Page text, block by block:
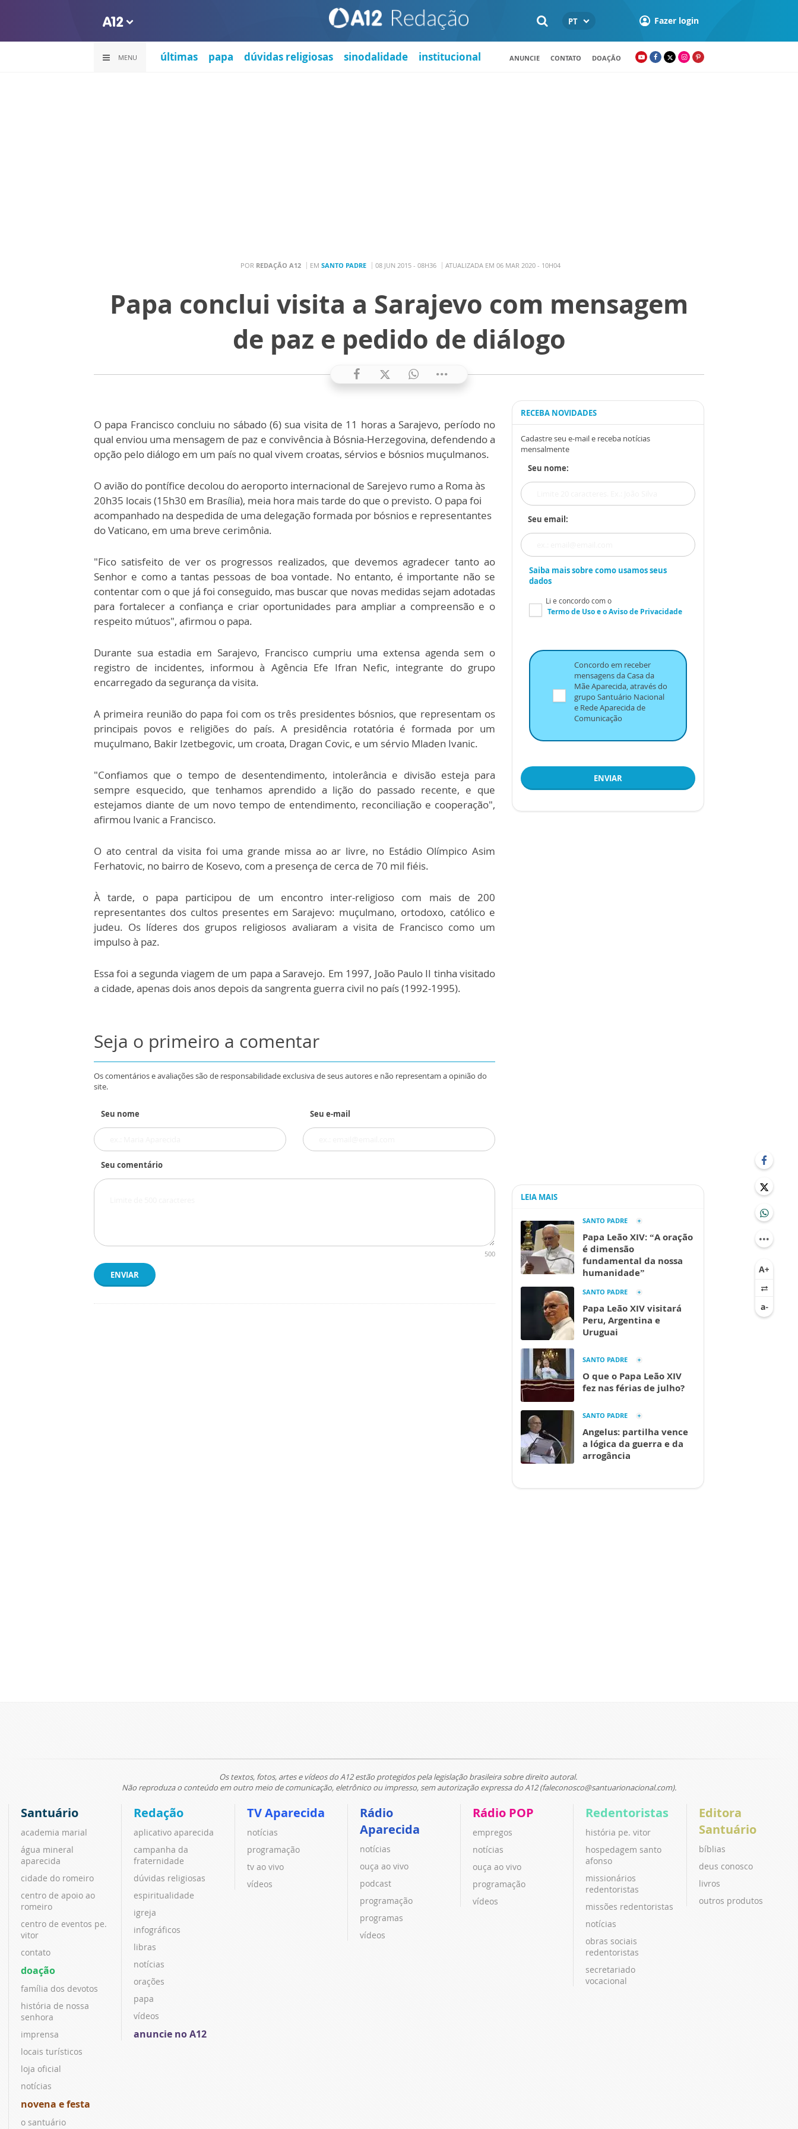
PT Fazer login
MENU últimas papa dúvidas religiosas sinodalidade institucional ANUNCIE CONTATO DOAÇÃO
POR REDAÇÃO A12 EM SANTO PADRE 08 JUN 2015 - 08H36 ATUALIZADA EM 06 MAR 2020 - 10H04
Papa conclui visita a Sarajevo com mensagem
de paz e pedido de diálogo
O papa Francisco concluiu no sábado (6) sua visita de 11 horas a Sarajevo, período no
qual enviou uma mensagem de paz e convivência à Bósnia-Herzegovina, defendendo a
opção pelo diálogo em um país no qual vivem croatas, sérvios e bósnios muçulmanos.
O avião do pontífice decolou do aeroporto internacional de Sarejevo rumo a Roma às
20h35 locais (15h30 em Brasília), meia hora mais tarde do que o previsto. O papa foi
acompanhado na despedida de uma delegação formada por bósnios e representantes
do Vaticano, em uma breve cerimônia.
"Fico satisfeito de ver os progressos realizados, que devemos agradecer tanto ao
Senhor e como a tantas pessoas de boa vontade. No entanto, é importante não se
contentar com o que já foi conseguido, mas buscar que novas medidas sejam adotadas
para fortalecer a confiança e criar oportunidades para ampliar a compreensão e o
respeito mútuos", afirmou o papa.
Durante sua estadia em Sarajevo, Francisco cumpriu uma extensa agenda sem o
registro de incidentes, informou à Agência Efe Ifran Nefic, integrante do grupo
encarregado da segurança da visita.
A primeira reunião do papa foi com os três presidentes bósnios, que representam os
principais povos e religiões do país. A presidência rotatória é formada por um
muçulmano, Bakir Izetbegovic, um croata, Dragan Covic, e um sérvio Mladen Ivanic.
"Confiamos que o tempo de desentendimento, intolerância e divisão esteja para
sempre esquecido, que tenhamos aprendido a lição do passado recente, e que
estejamos diante de um novo tempo de entendimento, reconciliação e cooperação",
afirmou Ivanic a Francisco.
O ato central da visita foi uma grande missa ao ar livre, no Estádio Olímpico Asim
Ferhatovic, no bairro de Kosevo, com a presença de cerca de 70 mil fiéis.
À tarde, o papa participou de um encontro inter-religioso com mais de 200
representantes dos cultos presentes em Sarajevo: muçulmano, ortodoxo, católico e
judeu. Os líderes dos grupos religiosos avaliaram a visita de Francisco como um
impulso à paz.
Essa foi a segunda viagem de um papa a Saravejo. Em 1997, João Paulo II tinha visitado
a cidade, apenas dois anos depois da sangrenta guerra civil no país (1992-1995).
Seja o primeiro a comentar
Os comentários e avaliações são de responsabilidade exclusiva de seus autores e não representam a opinião do
site.
Seu nome Seu e-mail
Seu comentário
500
ENVIAR
RECEBA NOVIDADES
Cadastre seu e-mail e receba notícias
mensalmente
Seu nome:
Seu email:
Saiba mais sobre como usamos seus
dados
Li e concordo com o
Termo de Usoe oAviso de Privacidade
Concordo em receber
mensagens da Casa da
Mãe Aparecida, através do
grupo Santuário Nacional
e Rede Aparecida de
Comunicação
ENVIAR
LEIA MAIS
SANTO PADRE
Papa Leão XIV: “A oração
é dimensão
fundamental da nossa
humanidade”
SANTO PADRE
Papa Leão XIV visitará
Peru, Argentina e
Uruguai
SANTO PADRE
O que o Papa Leão XIV
fez nas férias de julho?
SANTO PADRE
Angelus: partilha vence
a lógica da guerra e da
arrogância
Os textos, fotos, artes e vídeos do A12 estão protegidos pela legislação brasileira sobre direito autoral.
Não reproduza o conteúdo em outro meio de comunicação, eletrônico ou impresso, sem autorização expressa do A12 (faleconosco@santuarionacional.com).
Santuário
academia marial
água mineral
aparecida
cidade do romeiro
centro de apoio ao
romeiro
centro de eventos pe.
vitor
contato
doação
família dos devotos
história de nossa
senhora
imprensa
locais turísticos
loja oficial
notícias
novena e festa
o santuário
Redação
aplicativo aparecida
campanha da
fraternidade
dúvidas religiosas
espiritualidade
igreja
infográficos
libras
notícias
orações
papa
vídeos
anuncie no A12
TV Aparecida
notícias
programação
tv ao vivo
vídeos
Rádio
Aparecida
notícias
ouça ao vivo
podcast
programação
programas
vídeos
Rádio POP
empregos
notícias
ouça ao vivo
programação
vídeos
Redentoristas
história pe. vitor
hospedagem santo
afonso
missionários
redentoristas
missões redentoristas
notícias
obras sociais
redentoristas
secretariado
vocacional
Editora
Santuário
bíblias
deus conosco
livros
outros produtos